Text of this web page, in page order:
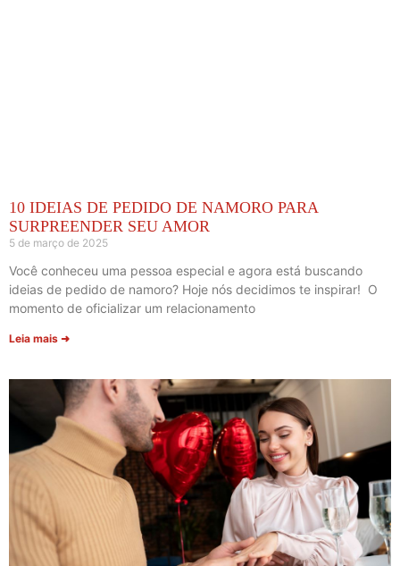
10 IDEIAS DE PEDIDO DE NAMORO PARA
SURPREENDER SEU AMOR
5 de março de 2025
Você conheceu uma pessoa especial e agora está buscando
ideias de pedido de namoro? Hoje nós decidimos te inspirar! O
momento de oficializar um relacionamento
Leia mais ➜